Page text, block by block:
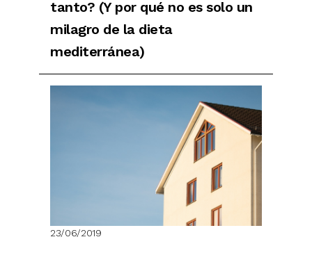
tanto? (Y por qué no es solo un
milagro de la dieta
mediterránea)
23/06/2019